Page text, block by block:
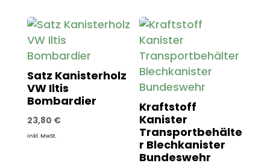
Satz Kanisterholz
VW Iltis
Bombardier
23,80 €
inkl. MwSt.
Kraftstoff
Kanister
Transportbehälte
r Blechkanister
Bundeswehr